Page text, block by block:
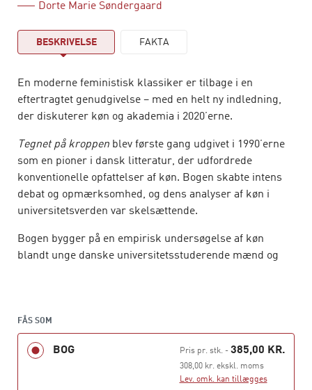
Dorte Marie Søndergaard
BESKRIVELSE FAKTA
En moderne feministisk klassiker er tilbage i en
eftertragtet genudgivelse – med en helt ny indledning,
der diskuterer køn og akademia i 2020’erne.
Tegnet på kroppen blev første gang udgivet i 1990’erne
som en pioner i dansk litteratur, der udfordrede
konventionelle opfattelser af køn. Bogen skabte intens
debat og opmærksomhed, og dens analyser af køn i
universitetsverden var skelsættende.
Bogen bygger på en empirisk undersøgelse af køn
blandt unge danske universitetsstuderende mænd og
Bogen udforsker de unges udvikling af identitet og
handlinger, deres oplevelser i relation til akademisk
karriere, kærlighed, venskaber og familieformer.
Læseren præsenteres for både fælles koder for køn og
FÅS SOM
BOG Pris pr. stk.- 385,00 KR.
308,00 kr. ekskl. moms
Lev. omk. kan tillægges